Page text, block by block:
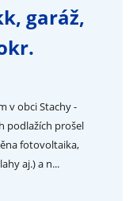
garáž,
v obci Stachy -
podlažích prošel
fotovoltaika,
aj.) a n...